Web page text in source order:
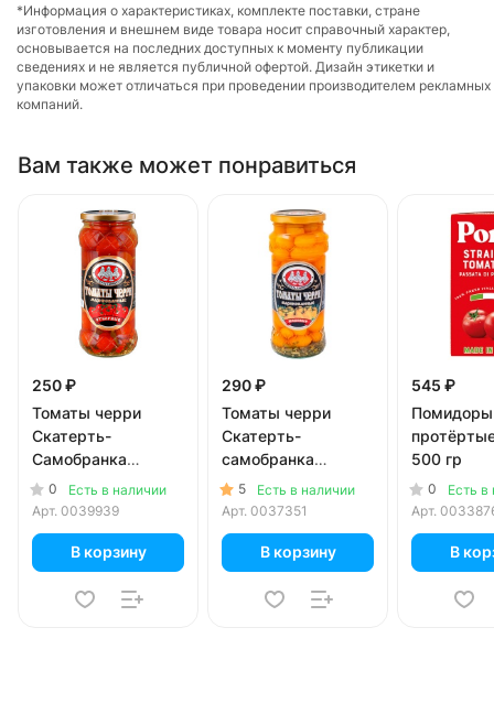
*Информация о характеристиках, комплекте поставки, стране
изготовления и внешнем виде товара носит справочный характер,
основывается на последних доступных к моменту публикации
сведениях и не является публичной офертой. Дизайн этикетки и
упаковки может отличаться при проведении производителем рекламных
компаний.
Вам также может понравиться
250 ₽
Томаты черри
Скатерть-
Самобранка
маринованные
отборные 580 мл
0
Есть в наличии
Арт. 0039939
В корзину
290 ₽
Томаты черри
Скатерть-
самобранка
маринованные
медовые 580 мл
5
Есть в наличии
Арт. 0037351
В корзину
545 ₽
Помидоры
500 гр
0
Есть в
Арт.
В